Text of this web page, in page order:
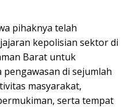
pihaknya telah
kepolisian sektor di
Barat untuk
di sejumlah
masyarakat,
serta tempat